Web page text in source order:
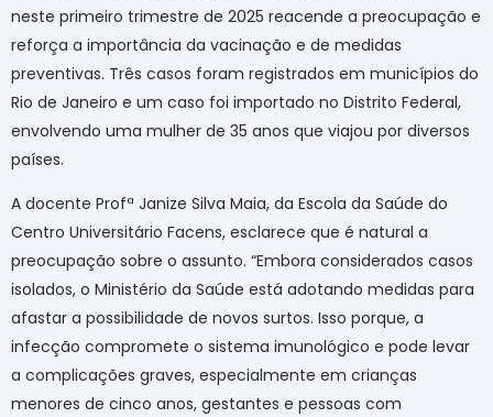
neste primeiro trimestre de 2025 reacende a preocupação e
reforça a importância da vacinação e de medidas
preventivas. Três casos foram registrados em municípios do
Rio de Janeiro e um caso foi importado no Distrito Federal,
envolvendo uma mulher de 35 anos que viajou por diversos
países.
A docente Profª Janize Silva Maia, da Escola da Saúde do
Centro Universitário Facens, esclarece que é natural a
preocupação sobre o assunto. “Embora considerados casos
isolados, o Ministério da Saúde está adotando medidas para
afastar a possibilidade de novos surtos. Isso porque, a
infecção compromete o sistema imunológico e pode levar
a complicações graves, especialmente em crianças
menores de cinco anos, gestantes e pessoas com